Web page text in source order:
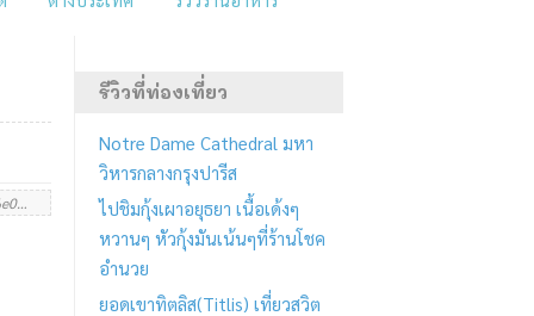
https://joaw-ying.com/travel/%e0%b8%ad%e0%b8%b8%e0%b8%97%e0%b8%a2%e0%b8%b2%e0%b8%99%e0%b9%81%e0%b8%ab%e0%b9%88%e0%b8%87%e0%b8%8a%e0%b8%b2%e0%b8%95%e0%b8%b4%e0%b9%80%e0%b8%82%e0%b8%b2%e0%b9%83%e0%b8%ab%e0%b8%8d%e0%b9%88/
รีวิวที่ท่องเที่ยว
Notre Dame Cathedral มหา
วิหารกลางกรุงปารีส
ไปชิมกุ้งเผาอยุธยา เนื้อเด้งๆ
หวานๆ หัวกุ้งมันเน้นๆที่ร้านโชค
อำนวย
ยอดเขาทิตลิส(Titlis) เที่ยวสวิต